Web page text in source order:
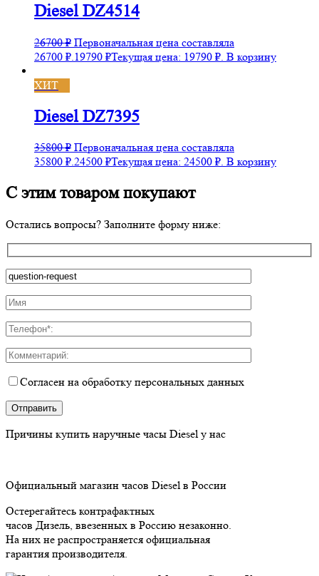
Diesel DZ4514
26700₽ Первоначальная цена составляла
26700 ₽. 19790 ₽Текущая цена: 19790 ₽. В корзину
ХИТ
Diesel DZ7395
35800₽ Первоначальная цена составляла
35800 ₽.24500 ₽Текущая цена: 24500 ₽. В корзину
С этим товаром покупают
Остались вопросы? Заполните форму ниже:
Согласен на обработку персональных данных
Причины купить наручные часы Diesel у нас
Официальный магазин часов Diesel в России
Остерегайтесь контрафактных
часов Дизель, ввезенных в Россию незаконно.
На них не распространяется официальная
гарантия производителя.